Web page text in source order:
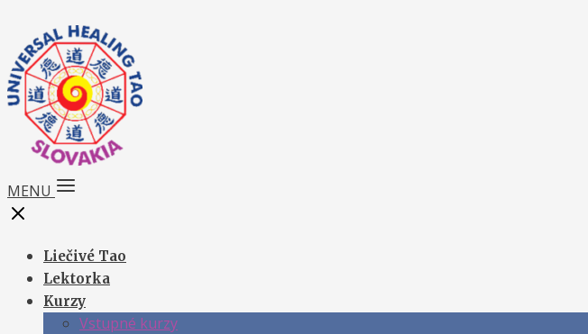
MENU
Liečivé Tao
Lektorka
Kurzy
Vstupné kurzy